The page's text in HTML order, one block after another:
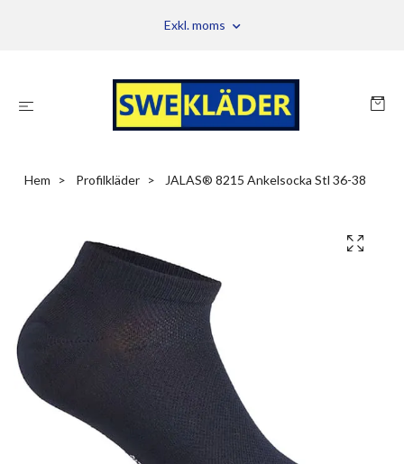
Exkl. moms
Hem Profilkläder JALAS® 8215 Ankelsocka Stl 36-38